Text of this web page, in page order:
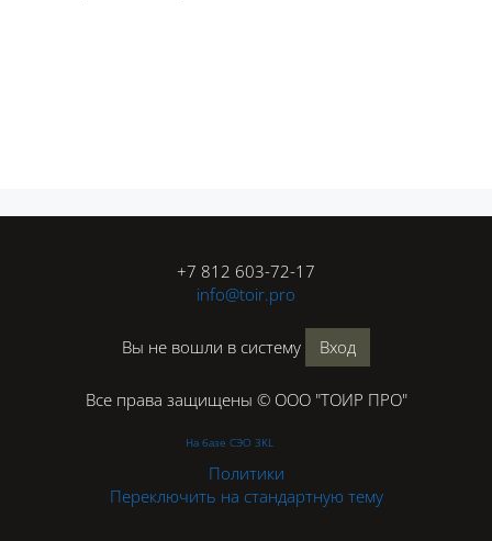
+7 812 603-72-17
info@toir.pro
Вы не вошли в систему Вход
Все права защищены © ООО "ТОИР ПРО"
На базе СЭО 3KL
Политики
Переключить на стандартную тему